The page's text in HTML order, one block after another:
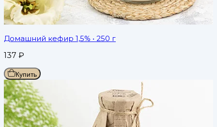
Домашний кефир 1,5% • 250 г
137 ₽
Купить